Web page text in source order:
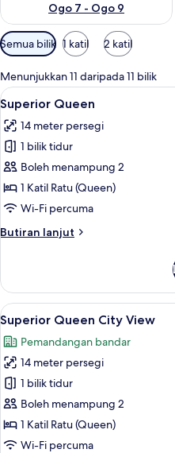
Ogo 7 - Ogo 9
Penapis
yang
tersedia
untuk
bilik
Semua bilik 1 katil 2 katil
Menunjukkan 11 daripada 11 bilik
Lihat
semua
foto
untuk
Superior
Queen
5
Superior Queen
14 meter persegi
1 bilik tidur
Boleh menampung 2
1 Katil Ratu (Queen)
Wi-Fi percuma
Butiran lanjut
Butiran
Queen
Lihat
semua
foto
untuk
Superior
Queen
City
View
6
Superior Queen City View
Pemandangan bandar
14 meter persegi
1 bilik tidur
Boleh menampung 2
1 Katil Ratu (Queen)
Wi-Fi percuma